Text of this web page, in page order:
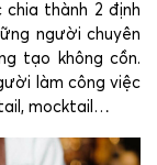
thành 2 định
người chuyên
tạo không cồn.
làm công việc
mocktail…